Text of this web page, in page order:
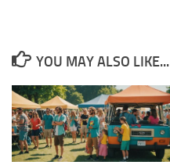
YOU MAY ALSO LIKE...